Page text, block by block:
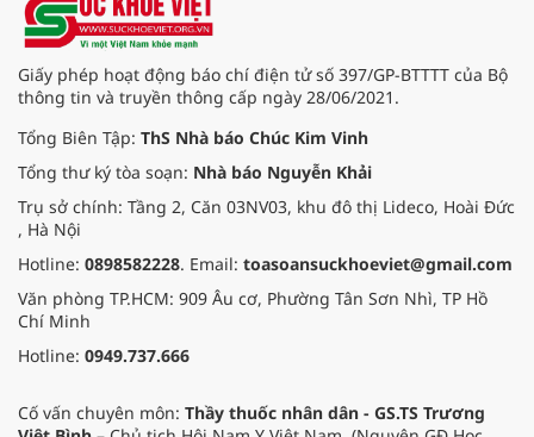
vững của đất nước.
Giấy phép hoạt động báo chí điện tử số 397/GP-BTTTT của Bộ
thông tin và truyền thông cấp ngày 28/06/2021.
Tổng Biên Tập: ThS Nhà báo Chúc Kim Vinh
Tổng thư ký tòa soạn: Nhà báo Nguyễn Khải
Trụ sở chính: Tầng 2, Căn 03NV03, khu đô thị Lideco, Hoài Đức
, Hà Nội
Hotline: 0898582228. Email: toasoansuckhoeviet@gmail.com
Văn phòng TP.HCM: 909 Âu cơ, Phường Tân Sơn Nhì, TP Hồ
Chí Minh
Hotline: 0949.737.666
Cố vấn chuyên môn: Thầy thuốc nhân dân - GS.TS Trương